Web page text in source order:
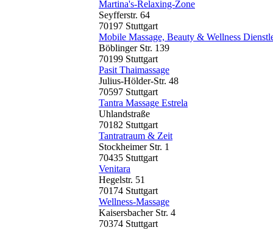
Martina's-Relaxing-Zone
Seyfferstr. 64
70197 Stuttgart
Mobile Massage, Beauty & Wellness
Böblinger Str. 139
70199 Stuttgart
Pasit Thaimassage
Julius-Hölder-Str. 48
70597 Stuttgart
Tantra Massage Estrela
Uhlandstraße
70182 Stuttgart
Tantratraum & Zeit
Stockheimer Str. 1
70435 Stuttgart
Venitara
Hegelstr. 51
70174 Stuttgart
Wellness-Massage
Kaisersbacher Str. 4
70374 Stuttgart